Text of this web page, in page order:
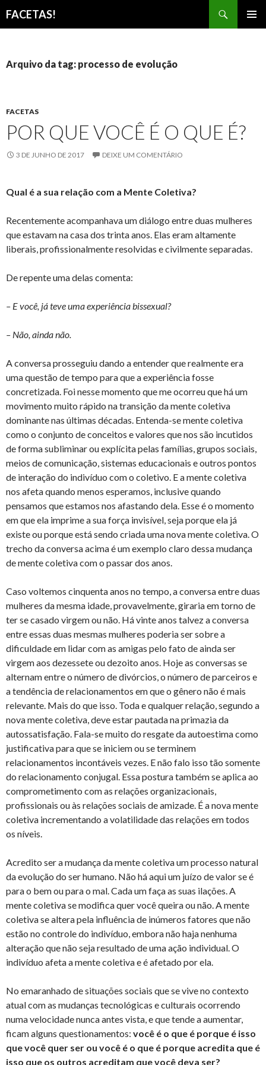
FACETAS!
CONTEÚDO
Arquivo da tag: processo de evolução
FACETAS
POR QUE VOCÊ É O QUE É?
3 DE JUNHO DE 2017 DEIXE UM COMENTÁRIO
Qual é a sua relação com a Mente Coletiva?
Recentemente acompanhava um diálogo entre duas mulheres
que estavam na casa dos trinta anos. Elas eram altamente
liberais, profissionalmente resolvidas e civilmente separadas.
De repente uma delas comenta:
– E você, já teve uma experiência bissexual?
– Não, ainda não.
A conversa prosseguiu dando a entender que realmente era
uma questão de tempo para que a experiência fosse
concretizada. Foi nesse momento que me ocorreu que há um
movimento muito rápido na transição da mente coletiva
dominante nas últimas décadas. Entenda-se mente coletiva
como o conjunto de conceitos e valores que nos são incutidos
de forma subliminar ou explícita pelas famílias, grupos sociais,
meios de comunicação, sistemas educacionais e outros pontos
de interação do indivíduo com o coletivo. E a mente coletiva
nos afeta quando menos esperamos, inclusive quando
pensamos que estamos nos afastando dela. Esse é o momento
em que ela imprime a sua força invisível, seja porque ela já
existe ou porque está sendo criada uma nova mente coletiva. O
trecho da conversa acima é um exemplo claro dessa mudança
de mente coletiva com o passar dos anos.
Caso voltemos cinquenta anos no tempo, a conversa entre duas
mulheres da mesma idade, provavelmente, giraria em torno de
ter se casado virgem ou não. Há vinte anos talvez a conversa
entre essas duas mesmas mulheres poderia ser sobre a
dificuldade em lidar com as amigas pelo fato de ainda ser
virgem aos dezessete ou dezoito anos. Hoje as conversas se
alternam entre o número de divórcios, o número de parceiros e
a tendência de relacionamentos em que o gênero não é mais
relevante. Mais do que isso. Toda e qualquer relação, segundo a
nova mente coletiva, deve estar pautada na primazia da
autossatisfação. Fala-se muito do resgate da autoestima como
justificativa para que se iniciem ou se terminem
relacionamentos incontáveis vezes. E não falo isso tão somente
do relacionamento conjugal. Essa postura também se aplica ao
comprometimento com as relações organizacionais,
profissionais ou às relações sociais de amizade. É a nova mente
coletiva incrementando a volatilidade das relações em todos
os níveis.
Acredito ser a mudança da mente coletiva um processo natural
da evolução do ser humano. Não há aqui um juízo de valor se é
para o bem ou para o mal. Cada um faça as suas ilações. A
mente coletiva se modifica quer você queira ou não. A mente
coletiva se altera pela influência de inúmeros fatores que não
estão no controle do indivíduo, embora não haja nenhuma
alteração que não seja resultado de uma ação individual. O
indivíduo afeta a mente coletiva e é afetado por ela.
No emaranhado de situações sociais que se vive no contexto
atual com as mudanças tecnológicas e culturais ocorrendo
numa velocidade nunca antes vista, e que tende a aumentar,
ficam alguns questionamentos: você é o que é porque é isso
que você quer ser ou você é o que é porque acredita que é
isso que os outros acreditam que você deva ser?